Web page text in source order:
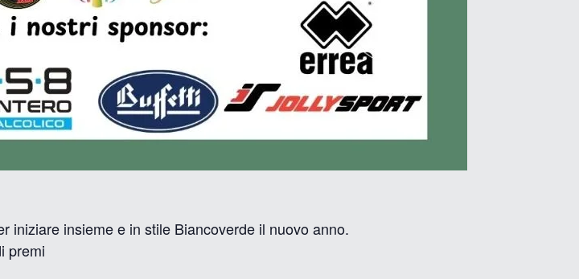
iniziare insieme e in stile Biancoverde il nuovo anno.
premi